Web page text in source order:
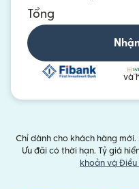
Tổng
và
Chỉ dành cho khách hàng
Ưu đãi có thời hạn. Tỷ giá
khoản và Điều